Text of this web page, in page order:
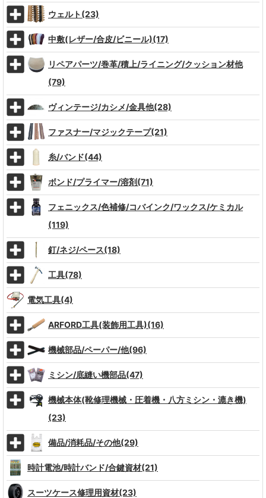
ウェルト(23)
中敷(レザー/合皮/ビニール)(17)
リペアパーツ/巻革/積上/ライニング/クッション材他
(79)
ヴィンテージ/カシメ/金具他(28)
ファスナー/マジックテープ(21)
糸/バンド(44)
ボンド/プライマー/溶剤(71)
フェニックス/色補修/コバインク/ワックス/ケミカル
(119)
釘/ネジ/ペース(18)
工具(78)
電気工具(4)
ARFORD工具(装飾用工具)(16)
機械部品/ペーパー/他(96)
ミシン/底縫い機部品(47)
機械本体(靴修理機械・圧着機・八方ミシン・漉き機)
(23)
備品/消耗品/その他(29)
時計電池/時計バンド/合鍵資材(21)
スーツケース修理用資材(23)